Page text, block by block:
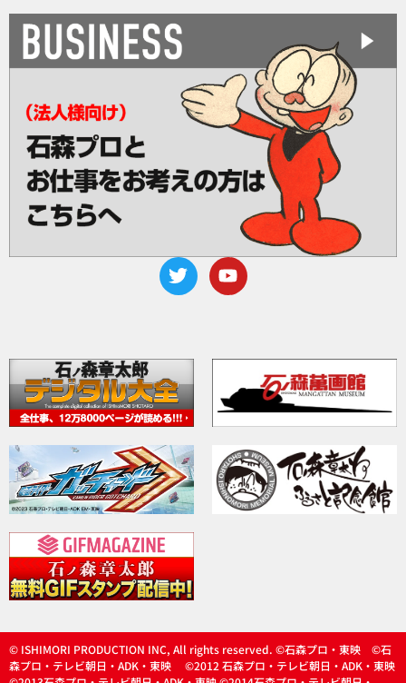
© ISHIMORI PRODUCTION INC, All rights reserved. ©石森プロ・東映 ©石
森プロ・テレビ朝日・ADK・東映 ©2012 石森プロ・テレビ朝日・ADK・東映